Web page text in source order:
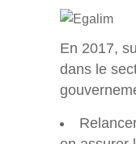
En 2017,
dans le